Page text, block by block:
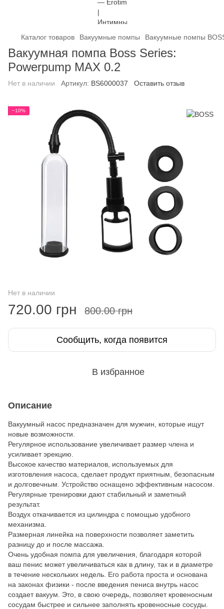
Каталог товаров Вакуумные помпы Вакуумные помпы
Вакуумная помпа Boss Series:
Powerpump MAX 0.2
Нет в наличии Артикул: BS6000037 Оставить отзыв
−10%
Нет в наличии
720.00 грн 800.00 грн
Сообщить, когда появится
В избранное
Описание
Вакуумный насос предназначен для мужчин, которые ищут
новые возможности.
Регулярное использование увеличивает размер члена и
усиливает эрекцию.
Высокое качество материалов, используемых для
изготовления насоса, сделает продукт приятным, безопасным
и долговечным. Устройство оснащено эффективным насосом.
Регулярные тренировки дают стабильный и заметный
результат.
Воздух откачивается из цилиндра с помощью удобного
механизма.
Размерная линейка на поверхности позволяет заметить
разницу до и после массажа.
Очень удобная помпа для увеличения, благодаря которой
ваш пенис может увеличиваться как в длину, так и в диаметре
в течение нескольких недель. Его работа проста и основана
на законах физики - после введения пениса внутрь насос
создает вакуум. Это, в свою очередь, позволяет кровеносным
сосудам быстрее и сильнее заполнять кровеносные сосуды.